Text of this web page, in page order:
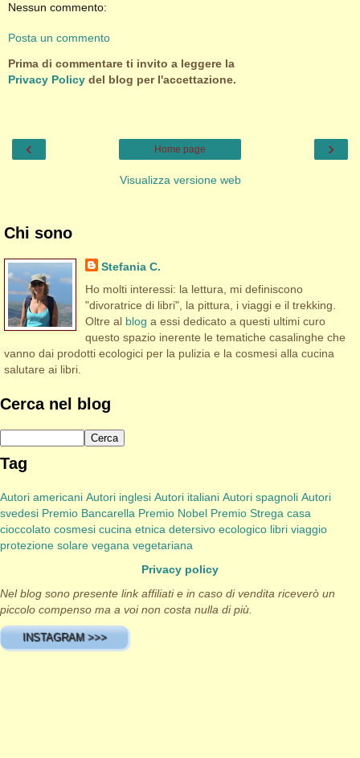
Nessun commento:
Posta un commento
Prima di commentare ti invito a leggere la
Privacy Policy del blog per l'accettazione.
‹ ›
Home page
Visualizza versione web
Chi sono
Stefania C.
Ho molti interessi: la lettura, mi definiscono
"divoratrice di libri", la pittura, i viaggi e il trekking.
Oltre al blog a essi dedicato a questi ultimi curo
questo spazio inerente le tematiche casalinghe che
vanno dai prodotti ecologici per la pulizia e la cosmesi alla cucina
salutare ai libri.
Cerca nel blog
Tag
Autori americani Autori inglesi Autori italiani Autori spagnoli Autori
svedesi Premio Bancarella Premio Nobel Premio Strega casa
cioccolato cosmesi cucina etnica detersivo ecologico libri viaggio
protezione solare vegana vegetariana
Privacy policy
Nel blog sono presente link affiliati e in caso di vendita riceverò un
piccolo compenso ma a voi non costa nulla di più.
INSTAGRAM >>>